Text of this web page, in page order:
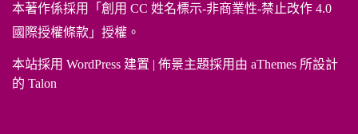
本著作係採用「 創用 CC 姓名標示-非商業性-禁止改作 4.0
國際授權條款 」授權。
本站採用 WordPress 建置 | 佈景主題採用由 aThemes 所設計
的 Talon